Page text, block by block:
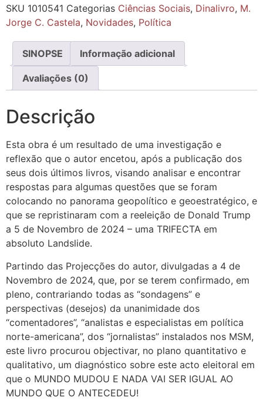
SKU 1010541 Categorias Ciências Sociais, Dinalivro, M.
Jorge C. Castela, Novidades, Política
SINOPSE Informação adicional
Avaliações (0)
Descrição
Esta obra é um resultado de uma investigação e
reflexão que o autor encetou, após a publicação dos
seus dois últimos livros, visando analisar e encontrar
respostas para algumas questões que se foram
colocando no panorama geopolítico e geoestratégico, e
que se repristinaram com a reeleição de Donald Trump
a 5 de Novembro de 2024 – uma TRIFECTA em
absoluto Landslide.
Partindo das Projecções do autor, divulgadas a 4 de
Novembro de 2024, que, por se terem confirmado, em
pleno, contrariando todas as “sondagens” e
perspectivas (desejos) da unanimidade dos
“comentadores”, “analistas e especialistas em política
norte-americana”, dos “jornalistas” instalados nos MSM,
este livro procurou objectivar, no plano quantitativo e
qualitativo, um diagnóstico sobre este acto eleitoral em
que o MUNDO MUDOU E NADA VAI SER IGUAL AO
MUNDO QUE O ANTECEDEU!